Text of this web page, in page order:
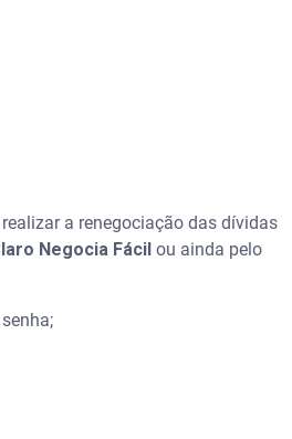
a renegociação das dívidas
Negocia Fácil ou ainda pelo